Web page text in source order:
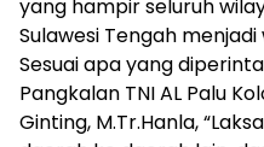
yang hampir seluruh
Sulawesi Tengah
Sesuai apa yang
Pangkalan TNI AL Palu
Ginting, M.Tr.Hanla,